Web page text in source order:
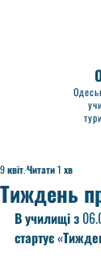
Тиждень
9 квіт. Читати 1 хв
В училищі з
стартує